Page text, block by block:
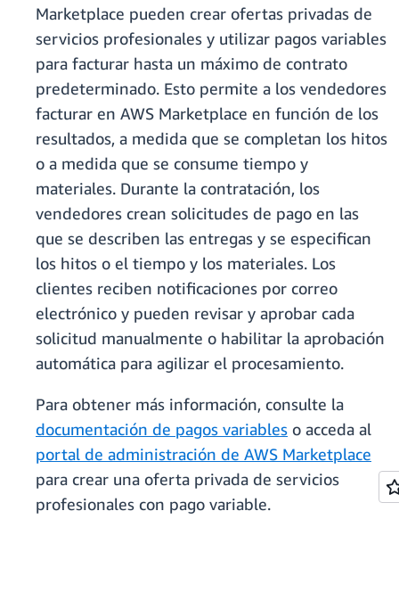
Marketplace pueden crear ofertas privadas de
servicios profesionales y utilizar pagos variables
para facturar hasta un máximo de contrato
predeterminado. Esto permite a los vendedores
facturar en AWS Marketplace en función de los
resultados, a medida que se completan los hitos
o a medida que se consume tiempo y
materiales. Durante la contratación, los
vendedores crean solicitudes de pago en las
que se describen las entregas y se especifican
los hitos o el tiempo y los materiales. Los
clientes reciben notificaciones por correo
electrónico y pueden revisar y aprobar cada
solicitud manualmente o habilitar la aprobación
automática para agilizar el procesamiento.
Para obtener más información, consulte la
documentación de pagos variables o acceda al
portal de administración de AWS Marketplace
para crear una oferta privada de servicios
profesionales con pago variable.